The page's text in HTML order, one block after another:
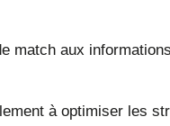
aux
à optimiser les